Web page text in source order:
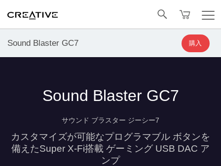
Sound Blaster GC7 購入
トップへ戻る
Sound Blaster GC7
サウンド ブラスター ジーシー7
カスタマイズが可能なプログラマブル ボタンを
備えたSuper X-Fi搭載 ゲーミング USB DAC ア
ンプ